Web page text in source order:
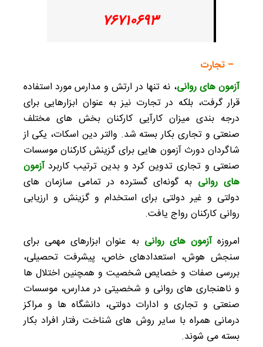
۷۶۷۱۰۶۹۳
– تجارت
آزمون های روانی، نه تنها در ارتش و مدارس مورد استفاده
قرار گرفت، بلکه در تجارت نیز به عنوان ابزارهایی برای
درجه بندی میزان کارآیی کارکنان بخش‌ های مختلف
صنعتی و تجاری بکار بسته شد. والتر دین اسکات، یکی از
شاگردان دورث آزمون هایی برای گزینش کارکنان موسسات
صنعتی و تجاری تدوین کرد و بدین ترتیب کاربردآزمون
های روانی به گونه‌ای گسترده در تمامی سازمان های
دولتی و غیر دولتی برای استخدام و گزینش و ارزیابی
روانی کارکنان رواج یافت.
امروزهآزمون های روانی به عنوان ابزارهای مهمی برای
سنجش هوش، استعدادهای خاص، پیشرفت تحصیلی،
بررسی صفات و خصایص شخصیت و همچنین اختلال‌‌ ها
و ناهنجاری های روانی و شخصیتی در مدارس، موسسات
صنعتی و تجاری و ادارات دولتی، دانشگاه ها و مراکز
درمانی همراه با سایر روش های شناخت رفتار افراد بکار
بسته می‌ شوند.